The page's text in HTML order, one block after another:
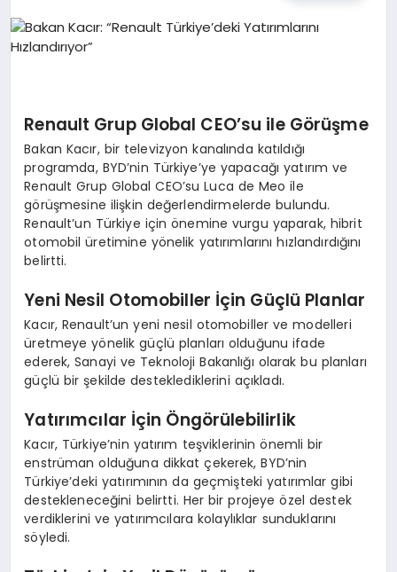
MAGAZIN
YAŞAM
DÜNYA
SAĞLIK
EĞITIM
Renault Grup Global CEO’su ile Görüşme
Bakan Kacır, bir televizyon kanalında katıldığı
programda, BYD’nin Türkiye’ye yapacağı yatırım ve
Renault Grup Global CEO’su Luca de Meo ile
görüşmesine ilişkin değerlendirmelerde bulundu.
Renault’un Türkiye için önemine vurgu yaparak, hibrit
otomobil üretimine yönelik yatırımlarını hızlandırdığını
belirtti.
Yeni Nesil Otomobiller İçin Güçlü Planlar
Kacır, Renault’un yeni nesil otomobiller ve modelleri
üretmeye yönelik güçlü planları olduğunu ifade
ederek, Sanayi ve Teknoloji Bakanlığı olarak bu planları
güçlü bir şekilde desteklediklerini açıkladı.
Yatırımcılar İçin Öngörülebilirlik
Kacır, Türkiye’nin yatırım teşviklerinin önemli bir
enstrüman olduğuna dikkat çekerek, BYD’nin
Türkiye’deki yatırımının da geçmişteki yatırımlar gibi
destekleneceğini belirtti. Her bir projeye özel destek
verdiklerini ve yatırımcılara kolaylıklar sunduklarını
söyledi.